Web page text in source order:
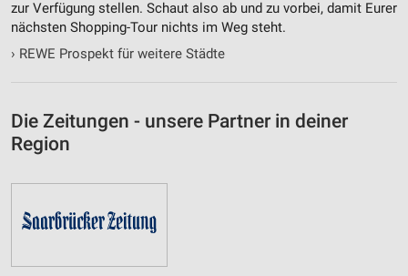
zur Verfügung stellen. Schaut also ab und zu vorbei, damit Eurer
nächsten Shopping-Tour nichts im Weg steht.
› REWE Prospekt für weitere Städte
Die Zeitungen - unsere Partner in deiner
Region